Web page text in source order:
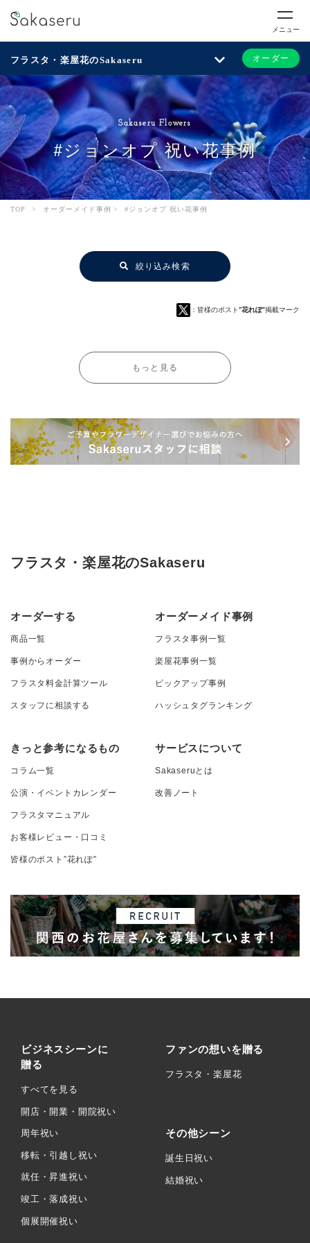
メニュー
フラスタ・楽屋花のSakaseru オーダー
Sakaseru Flowers
#ジョンオプ 祝い花事例
TOP > オーダーメイド事例 > #ジョンオプ 祝い花事例
絞り込み検索
：皆様のポスト“花れぽ”掲載マーク
もっと見る
フラスタ・楽屋花のSakaseru
オーダーする
商品一覧
事例からオーダー
フラスタ料金計算ツール
スタッフに相談する
オーダーメイド事例
フラスタ事例一覧
楽屋花事例一覧
ピックアップ事例
ハッシュタグランキング
きっと参考になるもの
コラム一覧
公演・イベントカレンダー
フラスタマニュアル
お客様レビュー・口コミ
皆様のポスト”花れぽ”
サービスについて
Sakaseruとは
改善ノート
ビジネスシーンに
贈る
すべてを見る
開店・開業・開院祝い
周年祝い
移転・引越し祝い
就任・昇進祝い
竣工・落成祝い
個展開催祝い
ファンの想いを贈る
フラスタ・楽屋花
その他シーン
誕生日祝い
結婚祝い